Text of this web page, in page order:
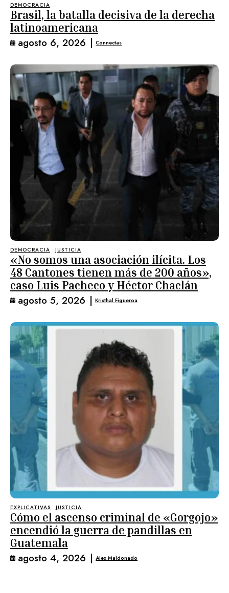
DEMOCRACIA
Brasil, la batalla decisiva de la derecha
latinoamericana
agosto 6, 2026 | Connectas
DEMOCRACIA JUSTICIA
«No somos una asociación ilícita. Los
48 Cantones tienen más de 200 años»,
caso Luis Pacheco y Héctor Chaclán
agosto 5, 2026 | Kristhal Figueroa
EXPLICATIVAS JUSTICIA
Cómo el ascenso criminal de «Gorgojo»
encendió la guerra de pandillas en
Guatemala
agosto 4, 2026 | Alex Maldonado